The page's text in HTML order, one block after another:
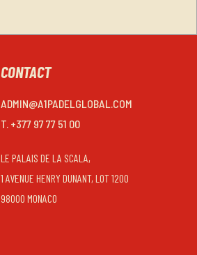
CONTACT
ADMIN@A1PADELGLOBAL.COM
T. +377 97 77 51 00
LE PALAIS DE LA SCALA,
1 AVENUE HENRY DUNANT, LOT 1200
98000 MONACO